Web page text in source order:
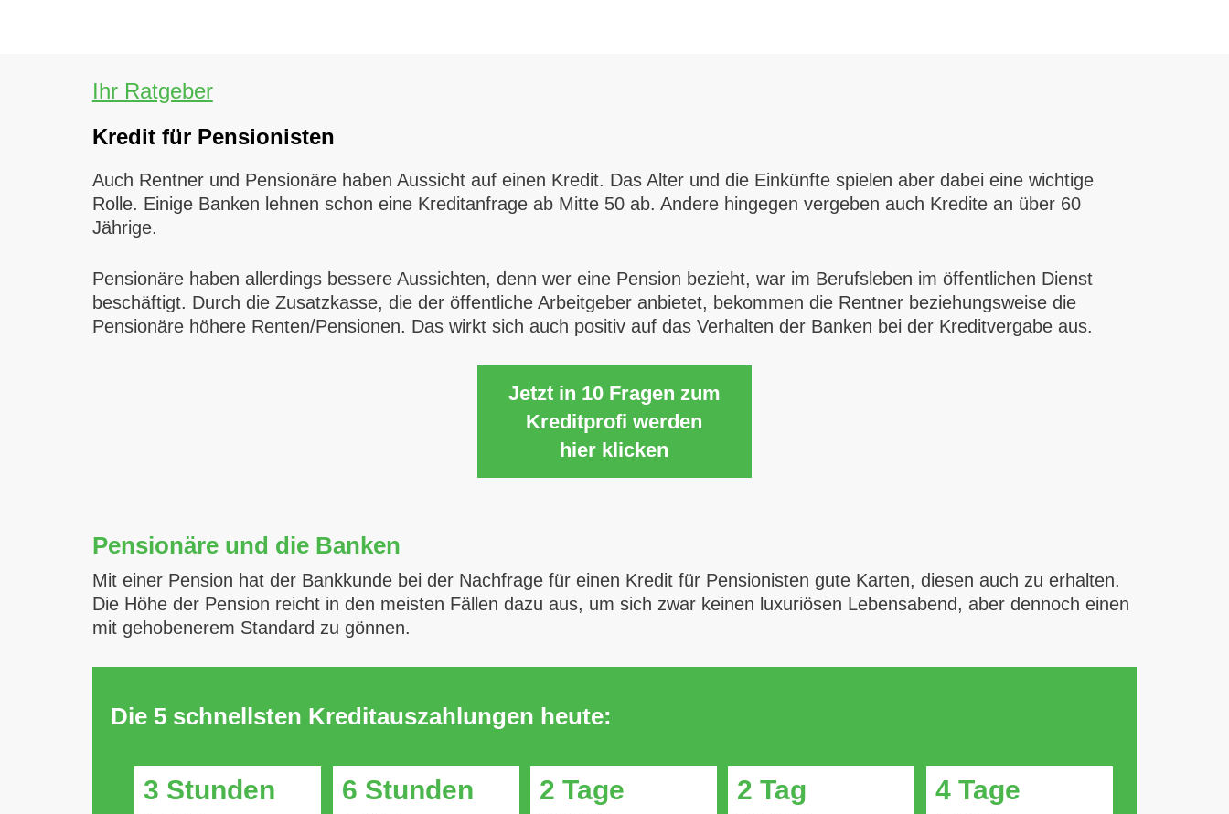
Ihr Ratgeber
Kredit für Pensionisten
Auch Rentner und Pensionäre haben Aussicht auf einen Kredit. Das Alter und die Einkünfte spielen aber dabei eine wichtige
Rolle. Einige Banken lehnen schon eine Kreditanfrage ab Mitte 50 ab. Andere hingegen vergeben auch Kredite an über 60
Jährige.
Pensionäre haben allerdings bessere Aussichten, denn wer eine Pension bezieht, war im Berufsleben im öffentlichen Dienst
beschäftigt. Durch die Zusatzkasse, die der öffentliche Arbeitgeber anbietet, bekommen die Rentner beziehungsweise die
Pensionäre höhere Renten/Pensionen. Das wirkt sich auch positiv auf das Verhalten der Banken bei der Kreditvergabe aus.
Jetzt in 10 Fragen zum
Kreditprofi werden
hier klicken
Pensionäre und die Banken
Mit einer Pension hat der Bankkunde bei der Nachfrage für einen Kredit für Pensionisten gute Karten, diesen auch zu erhalten.
Die Höhe der Pension reicht in den meisten Fällen dazu aus, um sich zwar keinen luxuriösen Lebensabend, aber dennoch ­einen
mit gehobenerem Standard zu gönnen.
Die 5 schnellsten Kreditauszahlungen heute:
3 Stunden 6 Stunden 2 Tage 2 Tag 4 Tage